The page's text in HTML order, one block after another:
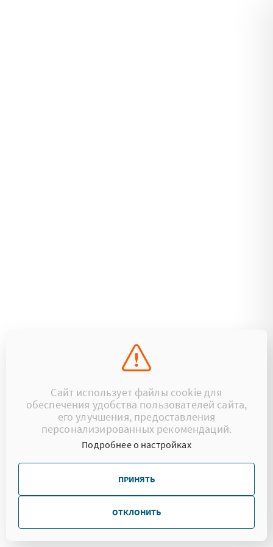
Сайт использует файлы cookie для
обеспечения удобства пользователей сайта,
его улучшения, предоставления
персонализированных рекомендаций.
Подробнее о настройках
ПРИНЯТЬ
ОТКЛОНИТЬ